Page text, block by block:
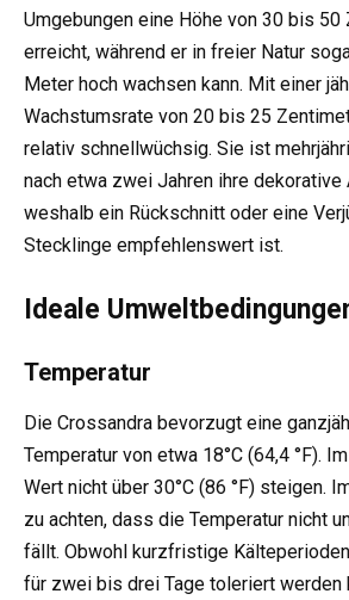
Umgebungen eine Höhe von 30 bis 50
erreicht, während er in freier Natur
Meter hoch wachsen kann. Mit einer
Wachstumsrate von 20 bis 25
relativ schnellwüchsig. Sie ist
nach etwa zwei Jahren ihre dekorative
weshalb ein Rückschnitt oder eine
Stecklinge empfehlenswert ist.
Ideale
Temperatur
Die Crossandra bevorzugt eine
Temperatur von etwa 18°C (64,4 °F).
Wert nicht über 30°C (86 °F) steigen.
zu achten, dass die Temperatur nicht
fällt. Obwohl kurzfristige
für zwei bis drei Tage toleriert werden